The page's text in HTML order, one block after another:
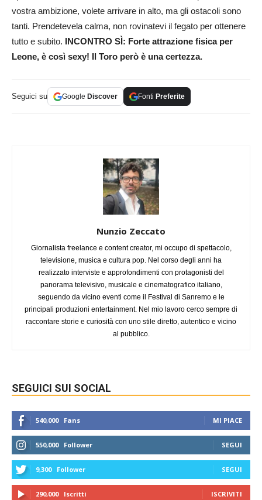
vostra ambizione, volete arrivare in alto, ma gli ostacoli sono
tanti. Prendetevela calma, non rovinatevi il fegato per ottenere
tutto e subito. INCONTRO SÌ: Forte attrazione fisica per
Leone, è così sexy! Il Toro però è una certezza.
Seguici su Google Discover Fonti Preferite
Nunzio Zeccato
Giornalista freelance e content creator, mi occupo di spettacolo,
televisione, musica e cultura pop. Nel corso degli anni ha
realizzato interviste e approfondimenti con protagonisti del
panorama televisivo, musicale e cinematografico italiano,
seguendo da vicino eventi come il Festival di Sanremo e le
principali produzioni entertainment. Nel mio lavoro cerco sempre di
raccontare storie e curiosità con uno stile diretto, autentico e vicino
al pubblico.
SEGUICI SUI SOCIAL
540,000 Fans MI PIACE
550,000 Follower SEGUI
9,300 Follower SEGUI
290,000 Iscritti ISCRIVITI